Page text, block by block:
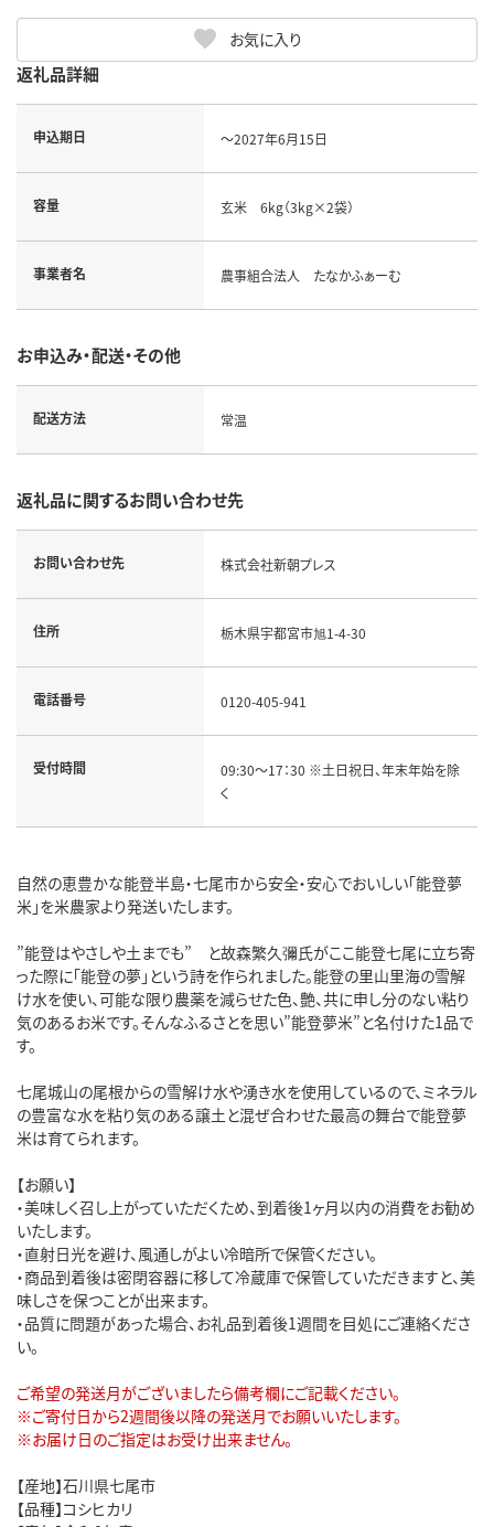
お気に入り
返礼品詳細
申込期日 ～2027年6月15日
容量 玄米 6kg（3kg×2袋）
事業者名 農事組合法人 たなかふぁーむ
お申込み・配送・その他
配送方法 常温
返礼品に関するお問い合わせ先
お問い合わせ先 株式会社新朝プレス
住所 栃木県宇都宮市旭1-4-30
電話番号 0120-405-941
受付時間
09:30～17：30 ※土日祝日、年末年始を除
く
自然の恵豊かな能登半島・七尾市から安全・安心でおいしい「能登夢
米」を米農家より発送いたします。
”能登はやさしや土までも” と故森繁久彌氏がここ能登七尾に立ち寄
った際に「能登の夢」という詩を作られました。能登の里山里海の雪解
け水を使い、可能な限り農薬を減らせた色、艶、共に申し分のない粘り
気のあるお米です。そんなふるさとを思い”能登夢米”と名付けた1品で
す。
七尾城山の尾根からの雪解け水や湧き水を使用しているので、ミネラル
の豊富な水を粘り気のある譲土と混ぜ合わせた最高の舞台で能登夢
米は育てられます。
【お願い】
・美味しく召し上がっていただくため、到着後1ヶ月以内の消費をお勧め
いたします。
・直射日光を避け、風通しがよい冷暗所で保管ください。
・商品到着後は密閉容器に移して冷蔵庫で保管していただきますと、美
味しさを保つことが出来ます。
・品質に問題があった場合、お礼品到着後1週間を目処にご連絡くださ
い。
ご希望の発送月がございましたら備考欄にご記載ください。
※ご寄付日から2週間後以降の発送月でお願いいたします。
※お届け日のご指定はお受け出来ません。
【産地】石川県七尾市
【品種】コシヒカリ